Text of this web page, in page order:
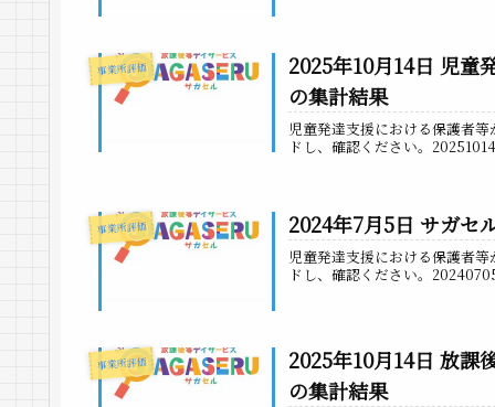
事業所評価
2025年10月14日 児童
の集計結果
児童発達支援における保護者
ドし、確認ください。
事業所評価 2024年7月5日 サガセ
児童発達支援における保護者
ドし、確認ください。
事業所評価
2025年10月14日 放課
の集計結果